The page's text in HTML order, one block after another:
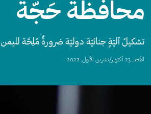
محافظة حَجّة
تشكيلُ آليّةٍ جنائيّة دوليّة ضرورةٌ مُلِحَّة لليمن
اﻷحد, 23 أكتوبر/تشرين الأول, 2022